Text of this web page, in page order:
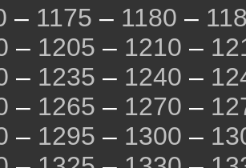
– 1175 – 1180 –
– 1205 – 1210 –
– 1235 – 1240 –
– 1265 – 1270 –
– 1295 – 1300 –